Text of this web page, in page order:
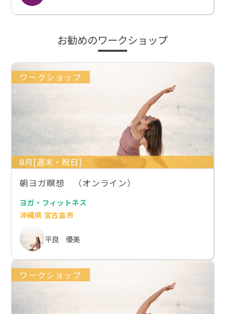
お勧めのワークショップ
ワークショップ
8月[週末・祝日]
朝ヨガ瞑想 （オンライン）
ヨガ・フィットネス
沖縄県 宮古島市
平良 優美
ワークショップ